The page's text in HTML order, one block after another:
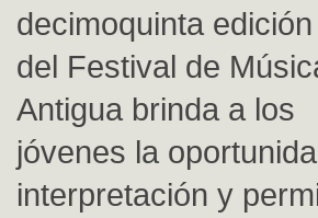
decimoquinta edición
del Festival de
Antigua brinda a los
jóvenes la
interpretación y